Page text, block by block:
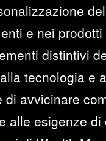
e nei prodotti
distintivi
tecnologia e
avvicinare
alle esigenze di